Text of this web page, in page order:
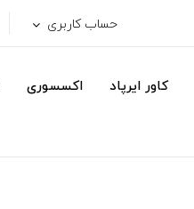
حساب کاربری
کاور ایرپاد اکسسوری